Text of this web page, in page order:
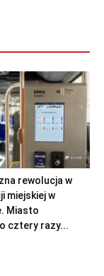
rewolucja w
miejskiej w
Miasto
cztery razy...